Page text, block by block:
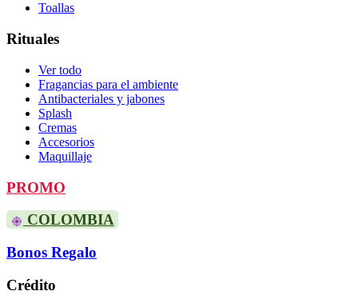
Toallas
Rituales
Ver todo
Fragancias para el ambiente
Antibacteriales y jabones
Splash
Cremas
Accesorios
Maquillaje
PROMO
COLOMBIA
Bonos Regalo
Crédito